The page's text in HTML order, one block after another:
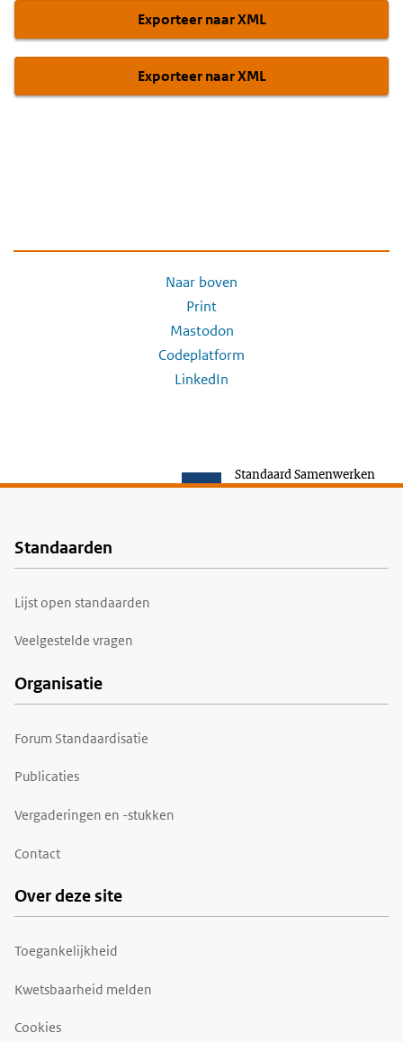
Exporteer naar XML
Exporteer naar XML
Naar boven
Print
Mastodon
Codeplatform
LinkedIn
Standaard Samenwerken
Voet
Standaarden
Lijst open standaarden
Veelgestelde vragen
Organisatie
Forum Standaardisatie
Publicaties
Vergaderingen en -stukken
Contact
Over deze site
Toegankelijkheid
Kwetsbaarheid melden
Cookies